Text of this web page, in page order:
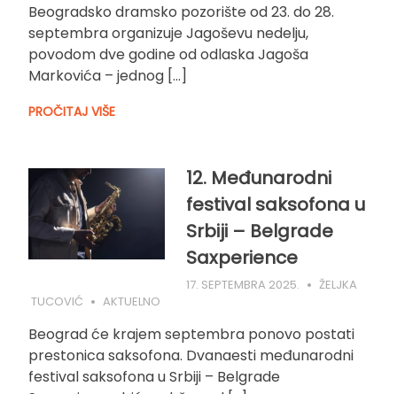
Beogradsko dramsko pozorište od 23. do 28.
septembra organizuje Jagoševu nedelju,
povodom dve godine od odlaska Jagoša
Markovića – jednog […]
PROČITAJ VIŠE
12. Međunarodni
festival saksofona u
Srbiji – Belgrade
Saxperience
17. SEPTEMBRA 2025.
ŽELJKA
TUCOVIĆ
AKTUELNO
Beograd će krajem septembra ponovo postati
prestonica saksofona. Dvanaesti međunarodni
festival saksofona u Srbiji – Belgrade